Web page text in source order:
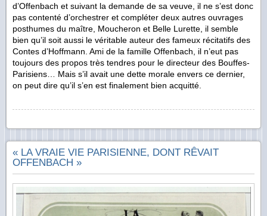
d’Offenbach et suivant la demande de sa veuve, il ne s’est donc
pas contenté d’orchestrer et compléter deux autres ouvrages
posthumes du maître, Moucheron et Belle Lurette, il semble
bien qu’il soit aussi le véritable auteur des fameux récitatifs des
Contes d’Hoffmann. Ami de la famille Offenbach, il n’eut pas
toujours des propos très tendres pour le directeur des Bouffes-
Parisiens… Mais s’il avait une dette morale envers ce dernier,
on peut dire qu’il s’en est finalement bien acquitté.
« LA VRAIE VIE PARISIENNE, DONT RÊVAIT
OFFENBACH »